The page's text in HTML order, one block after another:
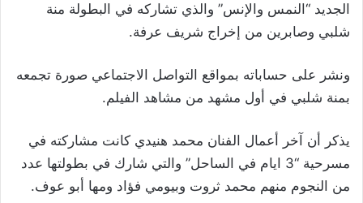
الجديد “النمس والإنس” والذي تشاركه في البطولة منة
شلبي وصابرين من إخراج شريف عرفة.
ونشر على حساباته بمواقع التواصل الاجتماعي صورة تجمعه
بمنة شلبي في أول مشهد من مشاهد الفيلم.
يذكر أن آخر أعمال الفنان محمد هنيدي كانت مشاركته في
مسرحية “3 ايام في الساحل” والتي شارك في بطولتها عدد
من النجوم منهم محمد ثروت وبيومي فؤاد ومها أبو عوف.